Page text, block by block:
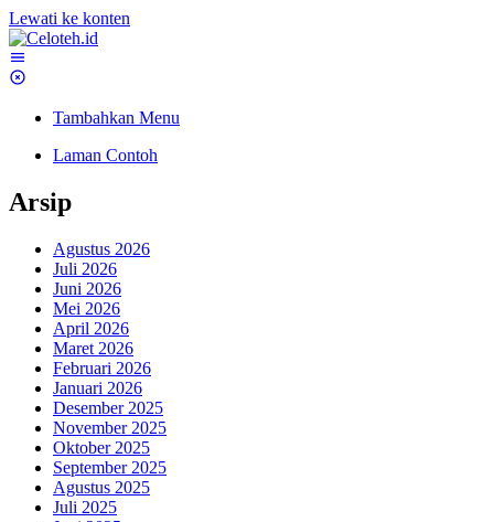
Lewati ke konten
Tambahkan Menu
Laman Contoh
Arsip
Agustus 2026
Juli 2026
Juni 2026
Mei 2026
April 2026
Maret 2026
Februari 2026
Januari 2026
Desember 2025
November 2025
Oktober 2025
September 2025
Agustus 2025
Juli 2025